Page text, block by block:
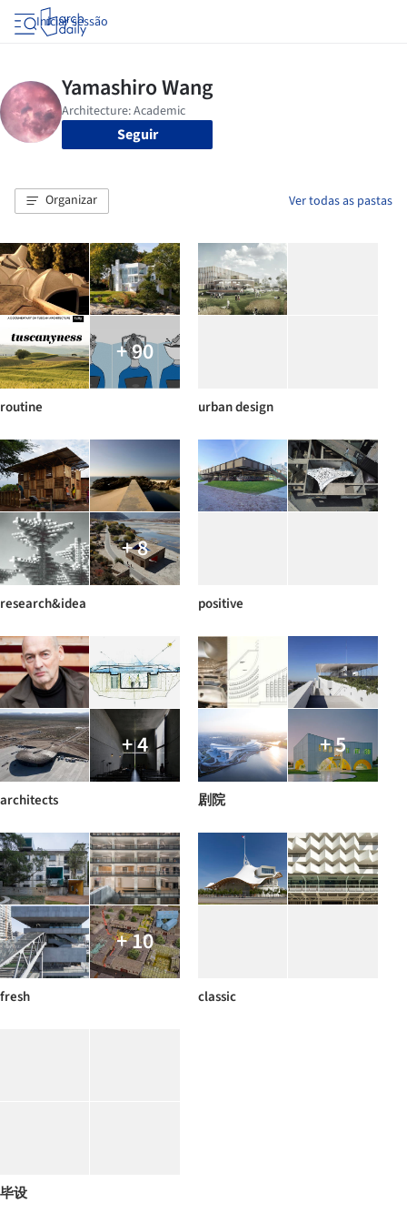
Iniciar sessão
Seguir
Organizar Ver todas as pastas
+ 90
routine urban design
+ 8
research&idea positive
+ 4
architects
+ 5
剧院
+ 10
fresh classic
毕设